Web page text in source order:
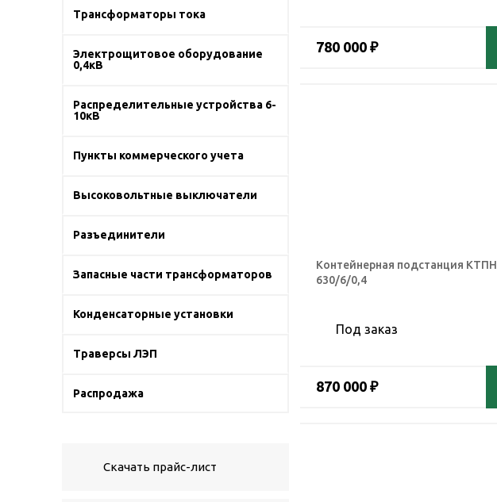
Трансформаторы тока
Электрощитовое оборудование
0,4кВ
Распределительные устройства 6-
10кВ
Пункты коммерческого учета
Высоковольтные выключатели
Разъединители
Запасные части трансформаторов
Конденсаторные установки
Траверсы ЛЭП
Распродажа
Скачать прайс-лист
780 000 ₽
Контейнерная подстанция КТПН
630/6/0,4
Под заказ
870 000 ₽